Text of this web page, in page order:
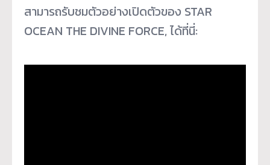
สามารถรับชมตัวอย่างเปิดตัวของ STAR
OCEAN THE DIVINE FORCE, ได้ที่นี่: